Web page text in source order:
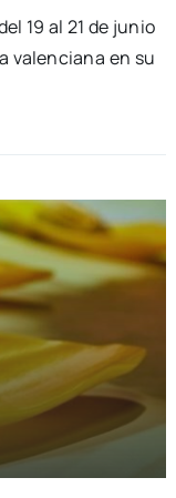
19 al 21 de junio
valen­cia­na en su